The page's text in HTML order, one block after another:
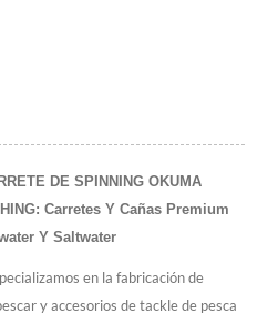
DE SPINNING OKUMA
Carretes Y Cañas Premium
Y Saltwater
en la fabricación de
y accesorios de tackle de pesca